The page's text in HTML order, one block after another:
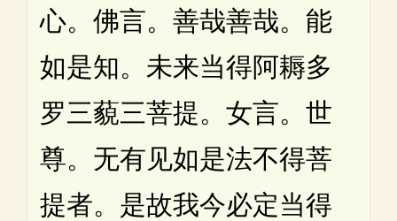
心。佛言。善哉善哉。能
如是知。未来当得阿耨多
罗三藐三菩提。女言。世
尊。无有见如是法不得菩
提者。是故我今必定当得